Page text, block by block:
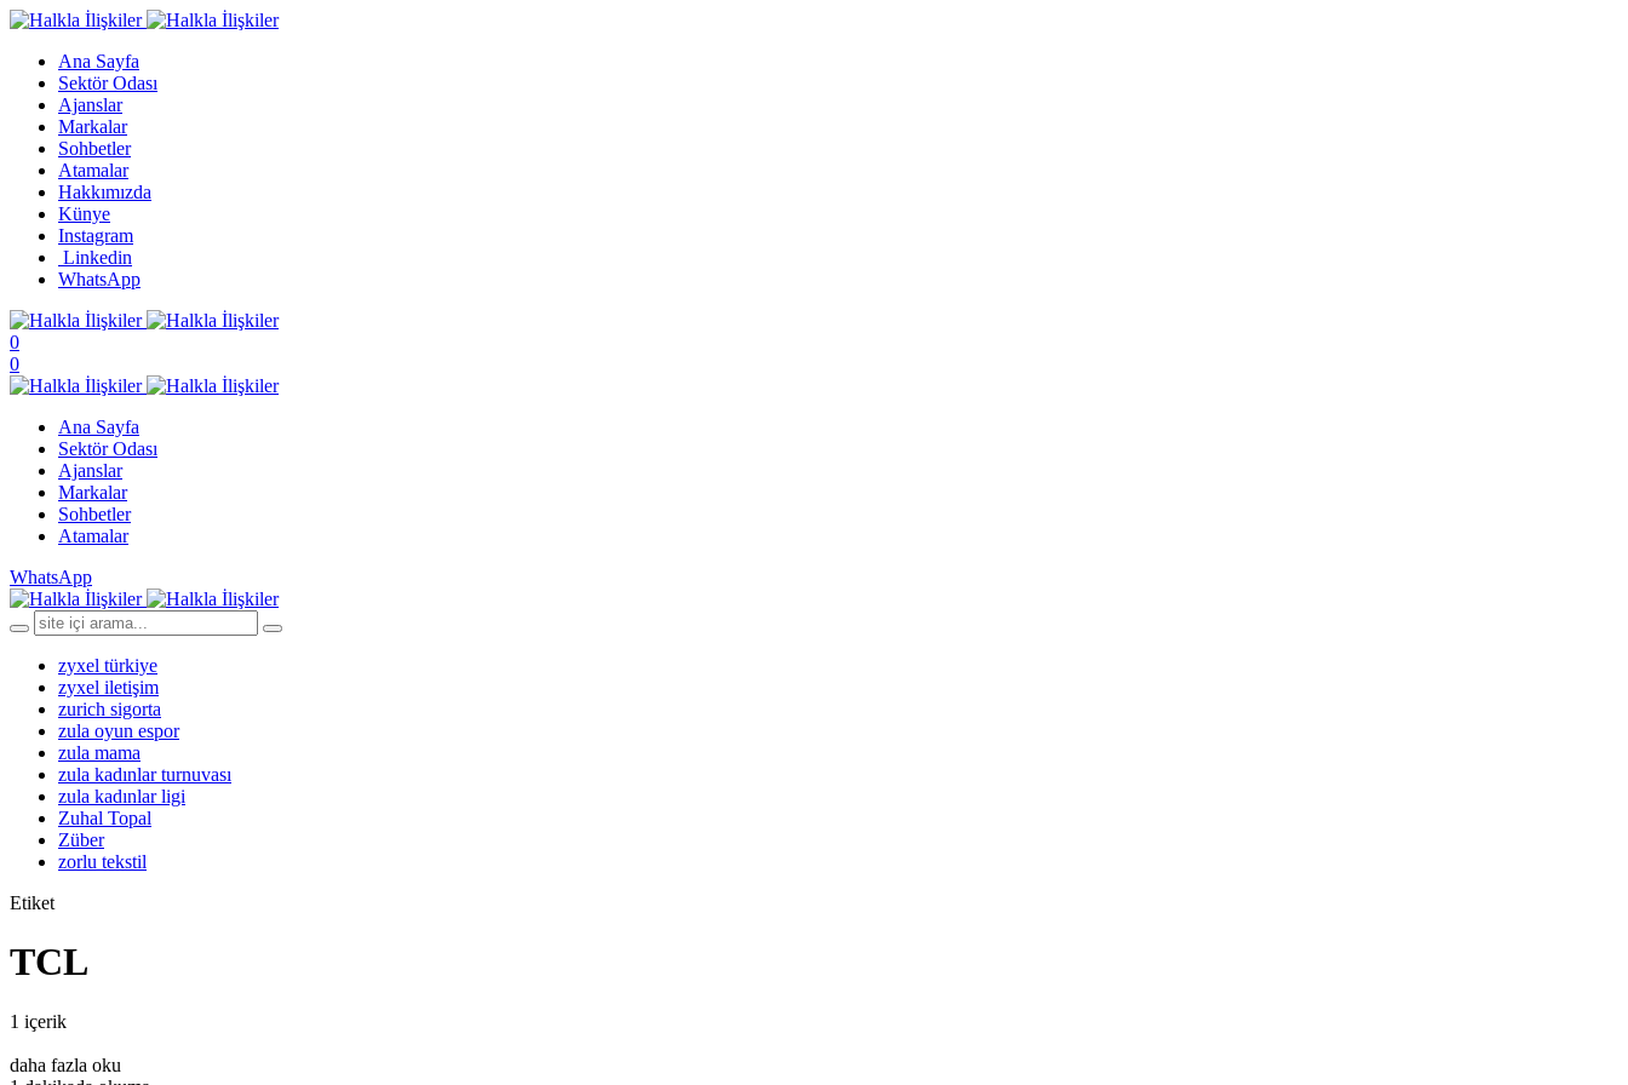
Ana Sayfa
Sektör Odası
Ajanslar
Markalar
Sohbetler
Atamalar
Hakkımızda
Künye
Instagram
Linkedin
WhatsApp
0
0
Ana Sayfa
Sektör Odası
Ajanslar
Markalar
Sohbetler
Atamalar
WhatsApp
zyxel türkiye
zyxel iletişim
zurich sigorta
zula oyun espor
zula mama
zula kadınlar turnuvası
zula kadınlar ligi
Zuhal Topal
Züber
zorlu tekstil
Etiket
TCL
1 içerik
daha fazla oku